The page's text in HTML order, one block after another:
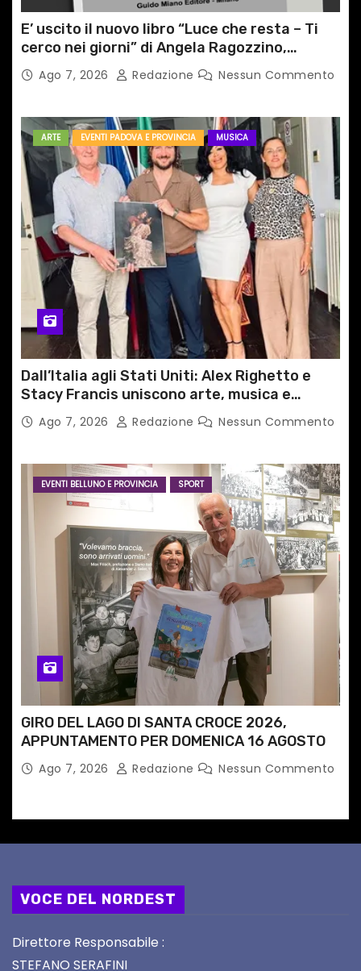
E’ uscito il nuovo libro “Luce che resta – Ti
cerco nei giorni” di Angela Ragozzino,
medico primario di Capua
Ago 7, 2026 Redazione Nessun Commento
ARTE EVENTI PADOVA E PROVINCIA MUSICA
Dall’Italia agli Stati Uniti: Alex Righetto e
Stacy Francis uniscono arte, musica e
tecnologia in un nuovo progetto
internazionale”
Ago 7, 2026 Redazione Nessun Commento
EVENTI BELLUNO E PROVINCIA SPORT
GIRO DEL LAGO DI SANTA CROCE 2026,
APPUNTAMENTO PER DOMENICA 16 AGOSTO
Ago 7, 2026 Redazione Nessun Commento
VOCE DEL NORDEST
Direttore Responsabile :
STEFANO SERAFINI